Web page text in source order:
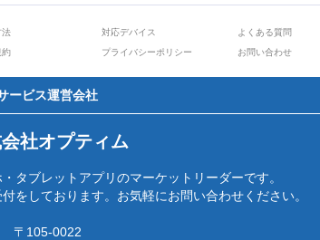
法 対応デバイス
よくある質問
約
プライバシーポリシー お問い合わせ
ービス運営会社
社オプティム
タブレットアプリのマーケットリーダーです。
をしております。お気軽にお問い合わせください。
〒105-0022